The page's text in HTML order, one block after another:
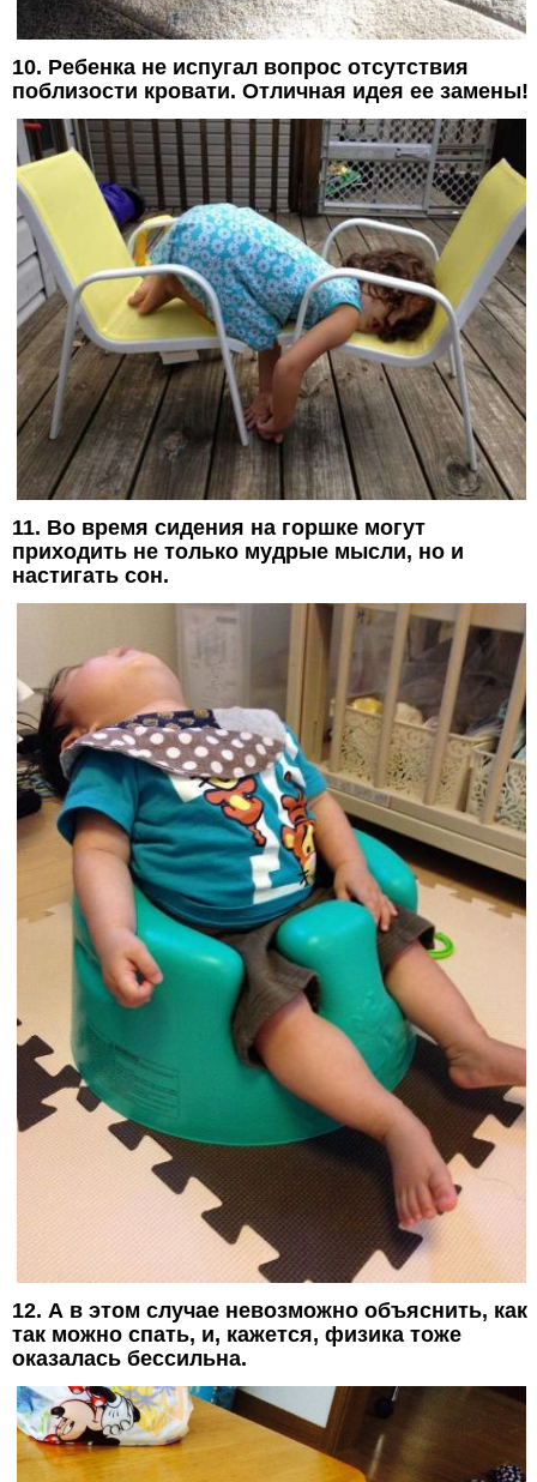
10. Ребенка не испугал вопрос отсутствия
поблизости кровати. Отличная идея ее замены!
11. Во время сидения на горшке могут
приходить не только мудрые мысли, но и
настигать сон.
12. А в этом случае невозможно объяснить, как
так можно спать, и, кажется, физика тоже
оказалась бессильна.